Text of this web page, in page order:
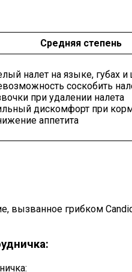
Средняя степень
налет на языке, губах и
соскобить
при удалении налета
дискомфорт при
аппетита
вызванное грибком